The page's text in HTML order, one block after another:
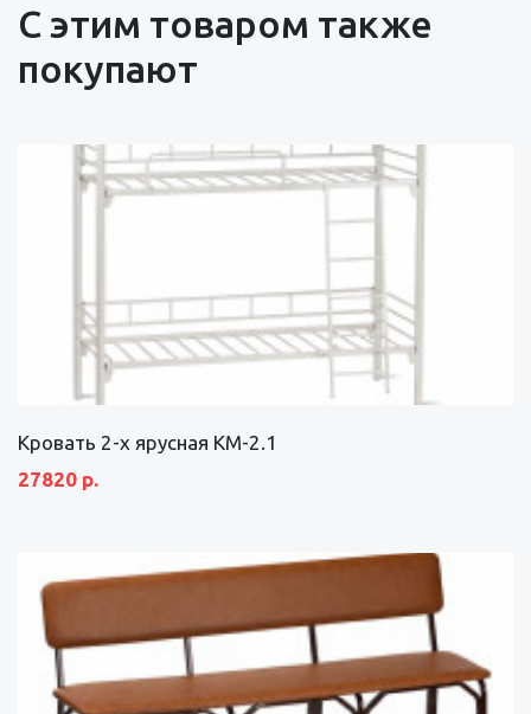
С этим товаром также
покупают
Кровать 2-х ярусная КМ-2.1
27820 р.